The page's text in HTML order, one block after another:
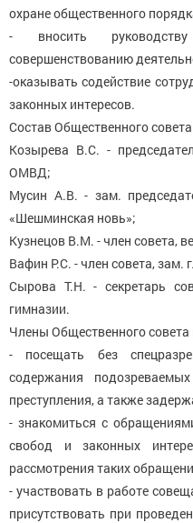
охране общественного
- вносить
совершенствованию
-оказывать содействие
законных интересов.
Состав Общественного
Козырева В.С. -
ОМВД;
Мусин А.В. - зам.
«Шешминская новь»;
Кузнецов В.М. - член совета,
Вафин Р.С. - член совета, зам.
Сырова Т.Н. - секретарь
гимназии.
Члены Общественного
- посещать без
содержания
преступления, а также
- знакомиться с
свобод и законных
рассмотрения таких
- участвовать в работе
присутствовать при